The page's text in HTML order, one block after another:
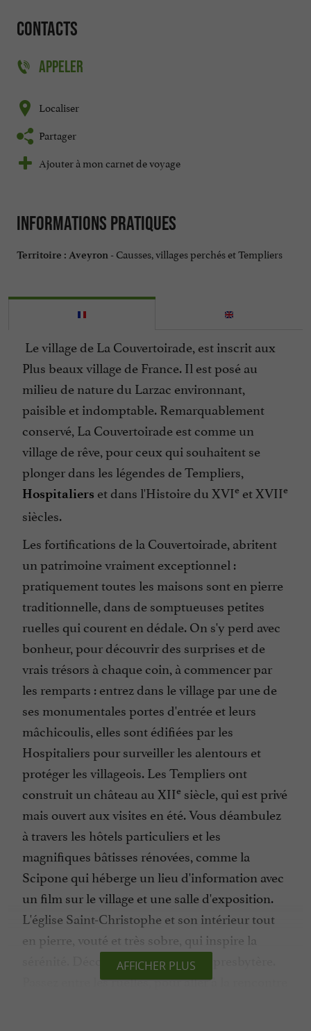
Contacts
APPELER
Localiser
Partager
Ajouter à mon carnet de voyage
Informations pratiques
Territoire : Aveyron - Causses, villages perchés et Templiers
Le village de La Couvertoirade, est inscrit aux
Plus beaux village de France. Il est posé au
milieu de nature du Larzac environnant,
paisible et indomptable. Remarquablement
conservé, La Couvertoirade est comme un
village de rêve, pour ceux qui souhaitent se
plonger dans les légendes de Templiers,
Hospitaliers et dans l'Histoire du XVIe et XVIIe
siècles.
Les fortifications de la Couvertoirade, abritent
un patrimoine vraiment exceptionnel :
pratiquement toutes les maisons sont en pierre
traditionnelle, dans de somptueuses petites
ruelles qui courent en dédale. On s'y perd avec
bonheur, pour découvrir des surprises et de
vrais trésors à chaque coin, à commencer par
les remparts : entrez dans le village par une de
ses monumentales portes d'entrée et leurs
mâchicoulis, elles sont édifiées par les
Hospitaliers pour surveiller les alentours et
protéger les villageois. Les Templiers ont
construit un château au XIIe siècle, qui est privé
mais ouvert aux visites en été. Vous déambulez
à travers les hôtels particuliers et les
magnifiques bâtisses rénovées, comme la
Scipone qui héberge un lieu d'information avec
un film sur le village et une salle d'exposition.
L'église Saint-Christophe et son intérieur tout
en pierre, vouté et très sobre, qui inspire la
sérénité. Découvrez aussi le petite presbytère.
Passez entre les ruelles, pour aller à la rencontre
AFFICHER PLUS